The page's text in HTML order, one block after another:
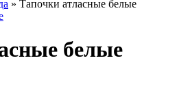
» Тапочки атласные белые
белые